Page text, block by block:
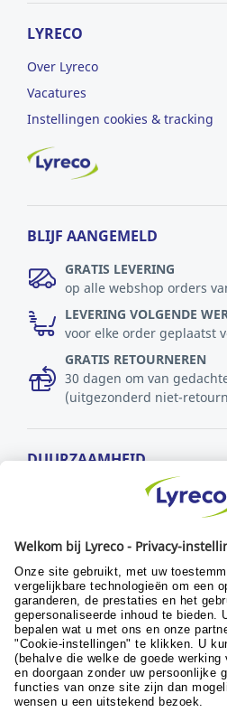
LYRECO
Over Lyreco
Vacatures
Instellingen cookies & tracking
BLIJF AANGEMELD
GRATIS LEVERING
op alle webshop orders
LEVERING VOLGENDE
voor elke order geplaatst
GRATIS RETOURNEREN
30 dagen om van
(uitgezonderd niet-
DUURZAAMHEID
Ontwikkelingsdoelstellingen
© Lyreco
Algemene
garantievoorwaarden